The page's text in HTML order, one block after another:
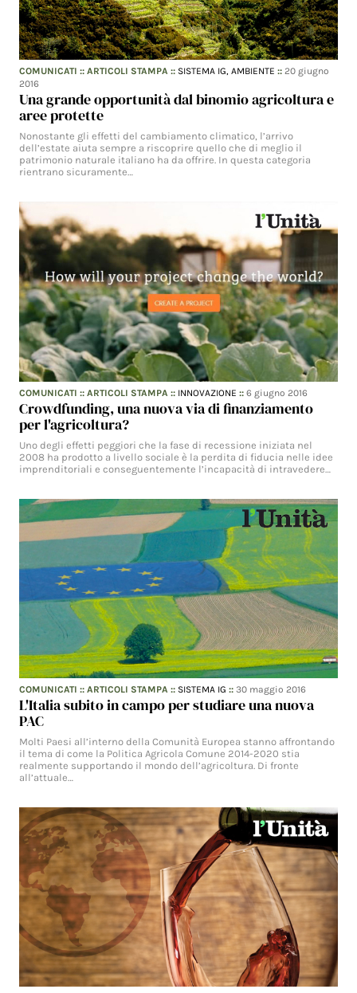
COMUNICATI ::ARTICOLI STAMPA :: SISTEMA IG,AMBIENTE ::20 giugno
2016
Una grande opportunità dal binomio agricoltura e
aree protette
Nonostante gli effetti del cambiamento climatico, l’arrivo
dell’estate aiuta sempre a riscoprire quello che di meglio il
patrimonio naturale italiano ha da offrire. In questa categoria
rientrano sicuramente…
COMUNICATI ::ARTICOLI STAMPA :: INNOVAZIONE ::6 giugno 2016
Crowdfunding, una nuova via di finanziamento
per l'agricoltura?
Uno degli effetti peggiori che la fase di recessione iniziata nel
2008 ha prodotto a livello sociale è la perdita di fiducia nelle idee
imprenditoriali e conseguentemente l’incapacità di intravedere…
COMUNICATI ::ARTICOLI STAMPA :: SISTEMA IG ::30 maggio 2016
L'Italia subito in campo per studiare una nuova
PAC
Molti Paesi all’interno della Comunità Europea stanno affrontando
il tema di come la Politica Agricola Comune 2014-2020 stia
realmente supportando il mondo dell’agricoltura. Di fronte
all’attuale…